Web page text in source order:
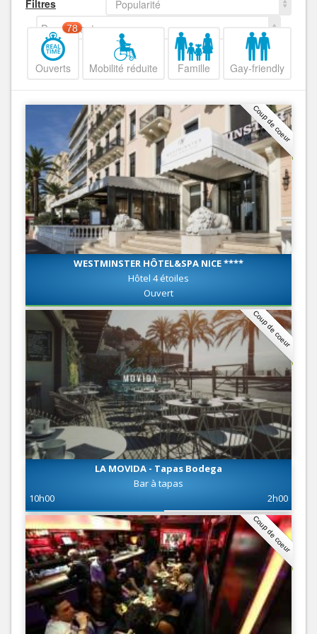
Filtres
Popularité
Decroissant
Ouverts
78
Mobilité réduite Famille Gay-friendly
Coup de coeur
WESTMINSTER HÔTEL&SPA NICE ****
Hôtel 4 étoiles
Ouvert
Coup de coeur
LA MOVIDA - Tapas Bodega
Bar à tapas
10h00
2h00
Coup de coeur